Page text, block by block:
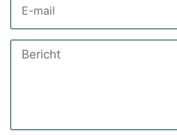
Bericht